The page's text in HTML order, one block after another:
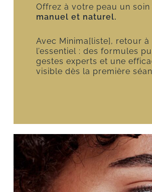
Offrez à votre peau un soin
manuel et naturel.
Avec Minima[liste], retour à
l’essentiel : des formules
gestes experts et une
visible dès la première